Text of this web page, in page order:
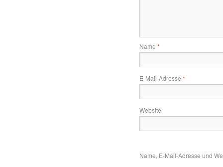
Name *
E-Mail-Adresse *
Website
Name, E-Mail-Adresse und